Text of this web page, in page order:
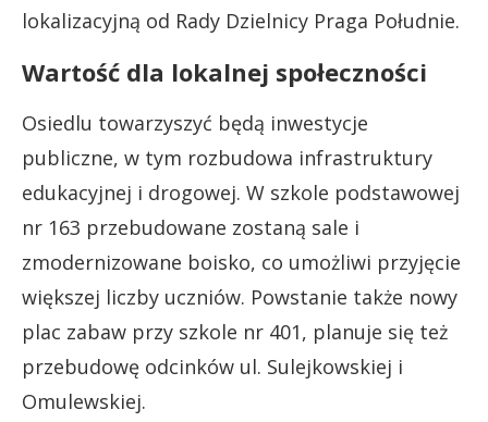
lokalizacyjną od Rady Dzielnicy Praga Południe.
Wartość dla lokalnej społeczności
Osiedlu towarzyszyć będą inwestycje
publiczne, w tym rozbudowa infrastruktury
edukacyjnej i drogowej. W szkole podstawowej
nr 163 przebudowane zostaną sale i
zmodernizowane boisko, co umożliwi przyjęcie
większej liczby uczniów. Powstanie także nowy
plac zabaw przy szkole nr 401, planuje się też
przebudowę odcinków ul. Sulejkowskiej i
Omulewskiej.